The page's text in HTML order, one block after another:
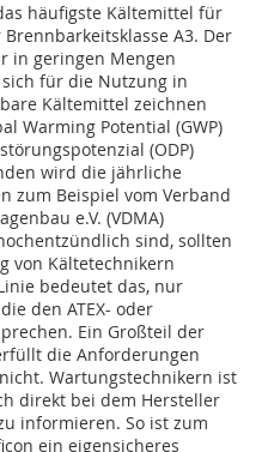
häufigste Kältemittel für
A3. Der
in geringen Mengen
für die Nutzung in
Kältemittel zeichnen
Warming Potential (GWP)
(ODP)
wird die jährliche
zum Beispiel vom Verband
e.V. (VDMA)
sind, sollten
von Kältetechnikern
bedeutet das, nur
den ATEX- oder
Ein Großteil der
die Anforderungen
Wartungstechnikern ist
direkt bei dem Hersteller
informieren. So ist zum
ein eigensicheres